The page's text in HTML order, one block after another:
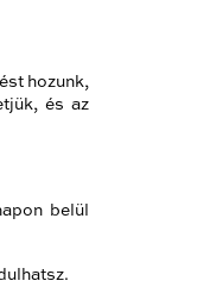
hozunk,
és az
belül